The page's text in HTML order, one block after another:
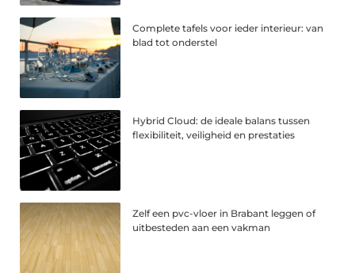
Complete tafels voor ieder interieur: van
blad tot onderstel
Hybrid Cloud: de ideale balans tussen
flexibiliteit, veiligheid en prestaties
Zelf een pvc-vloer in Brabant leggen of
uitbesteden aan een vakman